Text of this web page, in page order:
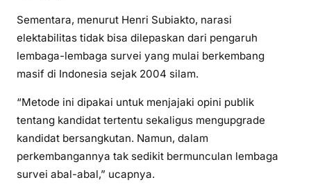
Sementara, menurut Henri Subiakto, narasi
elektabilitas tidak bisa dilepaskan dari pengaruh
lembaga-lembaga survei yang mulai berkembang
masif di Indonesia sejak 2004 silam.
“Metode ini dipakai untuk menjajaki opini publik
tentang kandidat tertentu sekaligus mengupgrade
kandidat bersangkutan. Namun, dalam
perkembangannya tak sedikit bermunculan lembaga
survei abal-abal,” ucapnya.